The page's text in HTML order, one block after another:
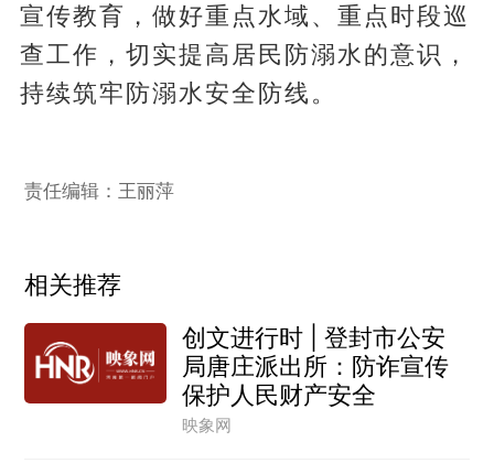
宣传教育，做好重点水域、重点时段巡
查工作，切实提高居民防溺水的意识，
持续筑牢防溺水安全防线。
责任编辑：王丽萍
相关推荐
创文进行时 | 登封市公安
局唐庄派出所：防诈宣传
保护人民财产安全
映象网